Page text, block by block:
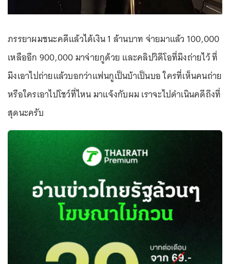
ภรรยาผมชนะคดีแล้วได้เงิน 1 ล้านบาท จ่ายมาแล้ว 100,000
เหลืออีก 900,000 มาจ่ายกูด้วย และคลิปวิดีโอที่มึงถ่ายไว้ ที่
มึงเอาไปถ่ายแล้วบอกว่าแฟนกูเป็นบ้าเป็นบอ ใครที่เห็นคนถ่าย
หรือใครเอาไปโชว์ที่ไหน มาแจ้งกับผม เราจะไปดำเนินคดีถึงที่
สุดนะครับ